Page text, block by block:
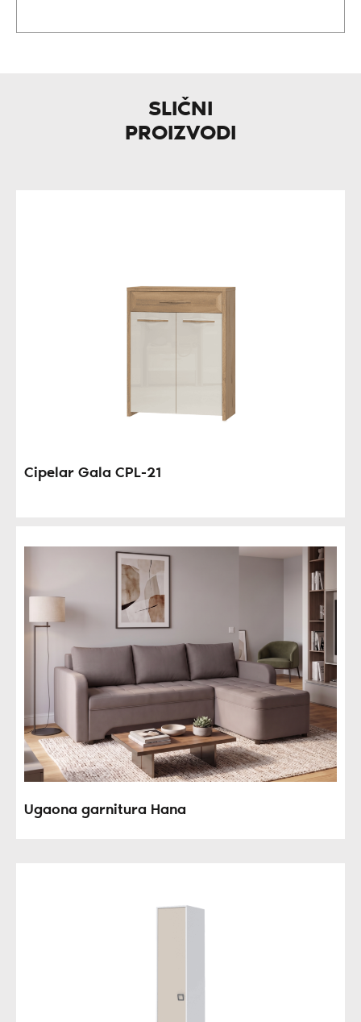
SLIČNI
PROIZVODI
Cipelar Gala CPL-21
Ugaona garnitura Hana